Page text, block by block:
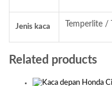
Jenis kaca Temperlite /
Related products